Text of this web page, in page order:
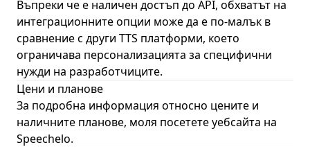
Въпреки че е наличен достъп до API, обхватът на
интеграционните опции може да е по-малък в
сравнение с други TTS платформи, което
ограничава персонализацията за специфични
нужди на разработчиците.
Цени и планове
За подробна информация относно цените и
наличните планове, моля посететеуебсайта на
Speechelo.